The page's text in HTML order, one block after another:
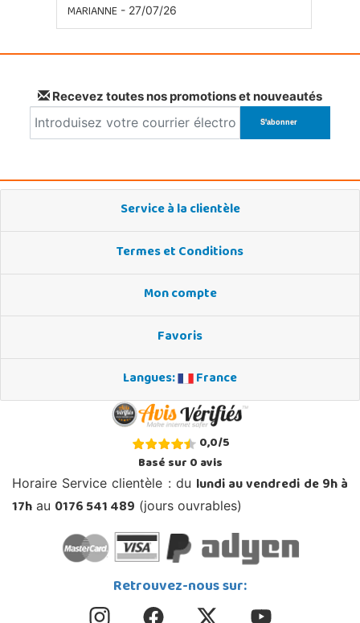
MARIANNE- 27/07/26
Recevez toutes nos promotions et nouveautés
Service à la clientèle
Termes et Conditions
Mon compte
Favoris
Langues:
France
0,0/5
Basé sur0avis
Horaire Service clientèle : du lundi au vendredi de 9h à
17h au 0176 541 489 (jours ouvrables)
Retrouvez-nous sur: